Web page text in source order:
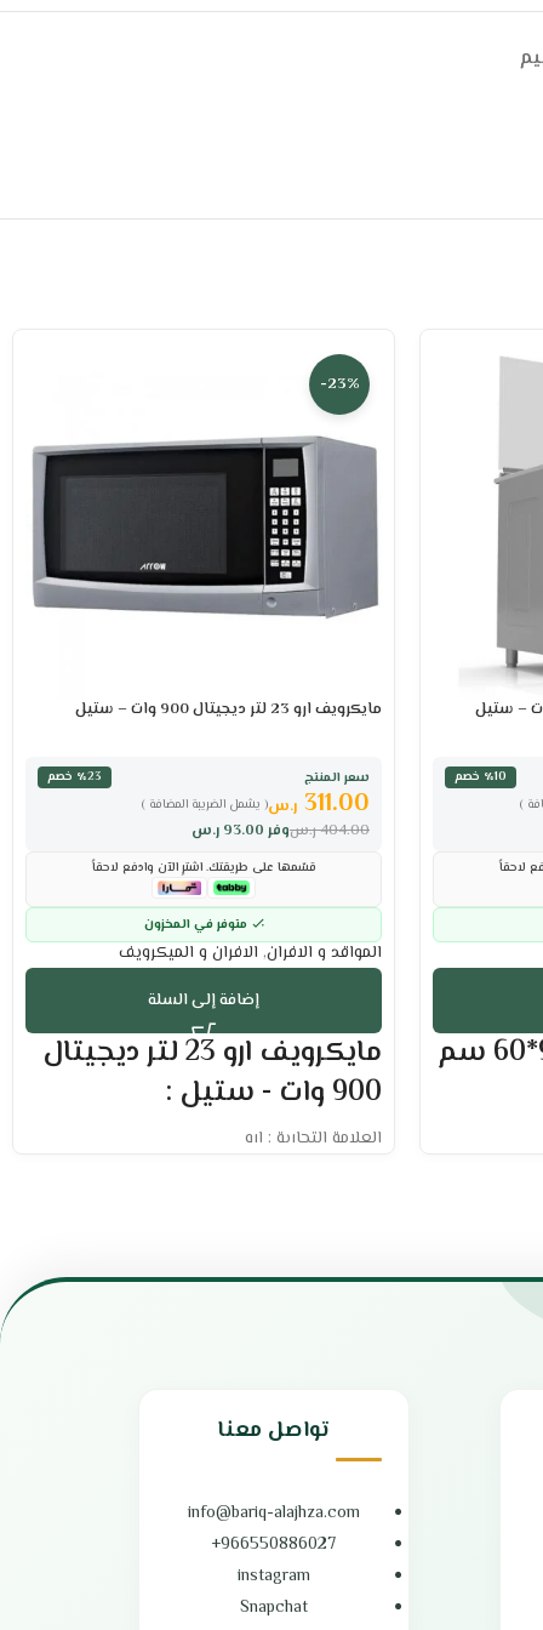
٪10 خصم
)
لاحقاً
فرن غاز تركي أفرا 90*60 سم
-23%
مايكرويف ارو 23 لتر ديجيتال 900 وات – ستيل
سعر المنتج
٪23 خصم
( يشمل الضريبة المضافة )
311.00 ر.س
وفر 93.00 ر.س 404.00ر.س
قسّمها على طريقتك. اشترِ الآن وادفع لاحقاً
متوفر في المخزون
المواقد و الافران, الافران و الميكرويف
إضافة إلى السلة
مايكرويف ارو 23 لتر ديجيتال
900 وات - ستيل :
العلامة التجارية : ارو
قفل أمان لحماية الأطفال.
تحكم سهل في درجة الحرارة.
عملي و سهل الاستخدام والتنظيف.
الضمان الشامل : عامين
الوكيل : شركة سهم المستقبل الحديثة
تواصل معنا
info@bariq-alajhza.com
966550886027+
instagram
Snapchat